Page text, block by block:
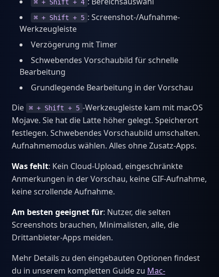
⌘ + Shift + 4
⌘ + Shift + 5 : Screenshot-/Aufnahme-
Werkzeugleiste
Verzögerung mit Timer
Schwebendes Vorschaubild für schnelle
Bearbeitung
Grundlegende Bearbeitung in der Vorschau
Die
⌘ + Shift + 5 -Werkzeugleiste kam mit macOS
Mojave. Sie hat die Latte höher gelegt. Speicherort
festlegen. Schwebendes Vorschaubild umschalten.
Aufnahmemodus wählen. Alles ohne Zusatz-Apps.
Was fehlt: Kein Cloud-Upload, eingeschränkte
Anmerkungen in der Vorschau, keine GIF-Aufnahme,
keine scrollende Aufnahme.
Am besten geeignet für: Nutzer, die selten
Screenshots brauchen, Minimalisten, alle, die
Drittanbieter-Apps meiden.
Mehr Details zu den eingebauten Optionen findest
du in unserem kompletten Guide zu Mac-